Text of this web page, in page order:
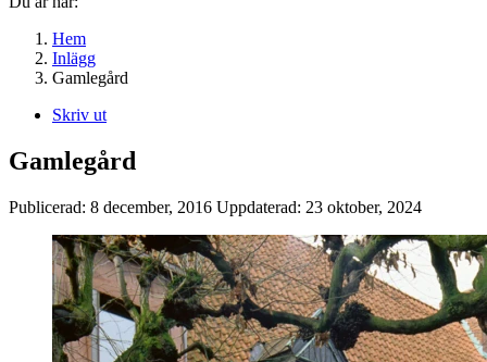
Hem
Inlägg
Gamlegård
Skriv ut
Gamlegård
Publicerad: 8 december, 2016 Uppdaterad: 23 oktober, 2024